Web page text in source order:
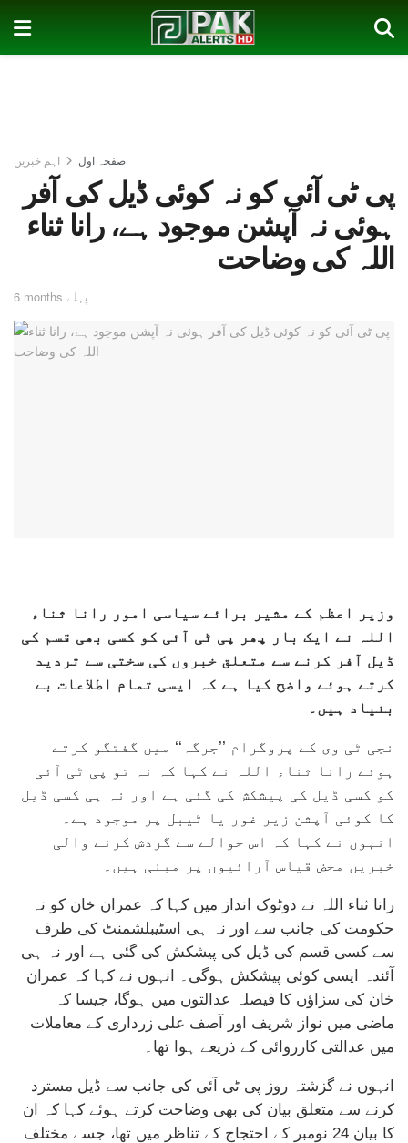
صفحہ اول اہم خبریں
پی ٹی آئی کو نہ کوئی ڈیل کی آفر
ہوئی نہ آپشن موجود ہے، رانا ثناء
اللہ کی وضاحت
6 months پہلے
وزیر اعظم کے مشیر برائے سیاسی امور رانا ثناء
اللہ نے ایک بار پھر پی ٹی آئی کو کسی بھی قسم کی
ڈیل آفر کرنے سے متعلق خبروں کی سختی سے تردید
کرتے ہوئے واضح کیا ہے کہ ایسی تمام اطلاعات بے
بنیاد ہیں۔
نجی ٹی وی کے پروگرام ’’جرگہ‘‘ میں گفتگو کرتے
ہوئے رانا ثناء اللہ نے کہا کہ نہ تو پی ٹی آئی
کو کسی ڈیل کی پیشکش کی گئی ہے اور نہ ہی کسی ڈیل
کا کوئی آپشن زیر غور یا ٹیبل پر موجود ہے۔
انہوں نے کہا کہ اس حوالے سے گردش کرنے والی
خبریں محض قیاس آرائیوں پر مبنی ہیں۔
رانا ثناء اللہ نے دوٹوک انداز میں کہا کہ عمران خان کو نہ
حکومت کی جانب سے اور نہ ہی اسٹیبلشمنٹ کی طرف
سے کسی قسم کی ڈیل کی پیشکش کی گئی ہے اور نہ ہی
آئندہ ایسی کوئی پیشکش ہوگی۔ انہوں نے کہا کہ عمران
خان کی سزاؤں کا فیصلہ عدالتوں میں ہوگا، جیسا کہ
ماضی میں نواز شریف اور آصف علی زرداری کے معاملات
میں عدالتی کارروائی کے ذریعے ہوا تھا۔
انہوں نے گزشتہ روز پی ٹی آئی کی جانب سے ڈیل مسترد
کرنے سے متعلق بیان کی بھی وضاحت کرتے ہوئے کہا کہ ان
کا بیان 24 نومبر کے احتجاج کے تناظر میں تھا، جسے مختلف